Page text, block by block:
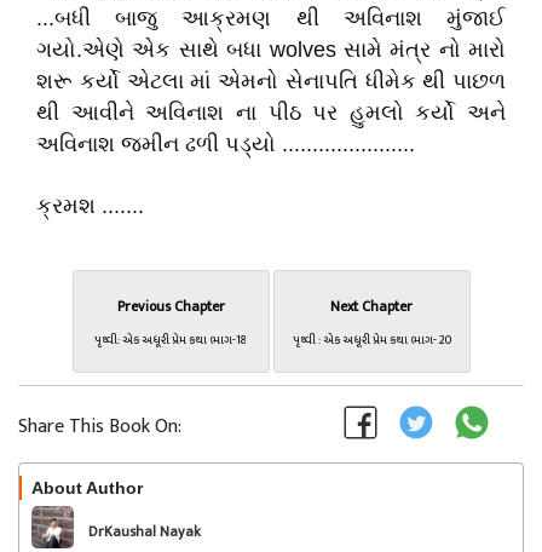
...બધી બાજુ આક્રમણ થી અવિનાશ મુંજાઈ
ગયો.એણે એક સાથે બધા wolves સામે મંત્ર નો મારો
શરૂ કર્યો એટલા માં એમનો સેનાપતિ ધીમેક થી પાછળ
થી આવીને અવિનાશ ના પીઠ પર હુમલો કર્યો અને
અવિનાશ જમીન ઢળી પડ્યો ......................
ક્રમશ .......
Previous Chapter
પૃથ્વી: એક અધૂરી પ્રેમ કથા ભાગ-18
Next Chapter
પૃથ્વી : એક અધૂરી પ્રેમ કથા ભાગ- 20
Share This Book On:
About Author
DrKaushal Nayak